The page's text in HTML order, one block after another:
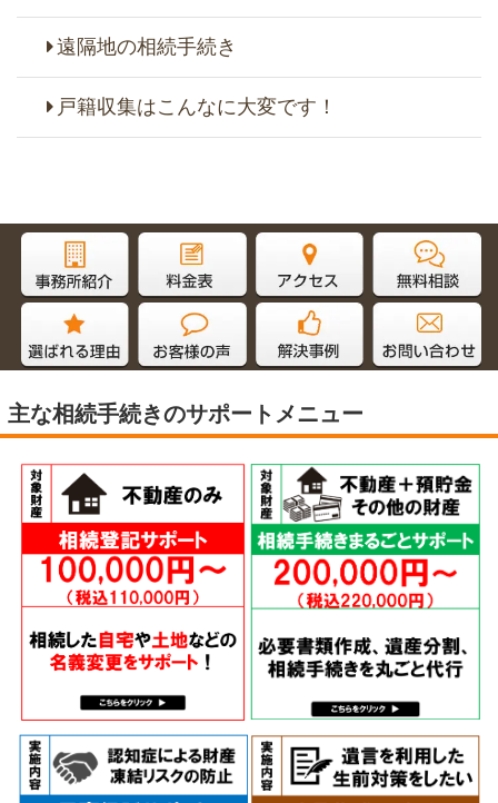
遠隔地の相続手続き
戸籍収集はこんなに大変です！
主な相続手続きのサポートメニュー